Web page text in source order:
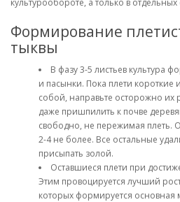
Формирование
тыквы
В фазу 3-5 листьев культура
и пасынки. Пока плети короткие
собой, направьте осторожно их
даже пришпилить к почве
свободно, не пережимая плеть.
2-4 не более. Все остальные
присыпать золой.
Оставшиеся плети при
Этим провоцируется лучший
которых формируется основная